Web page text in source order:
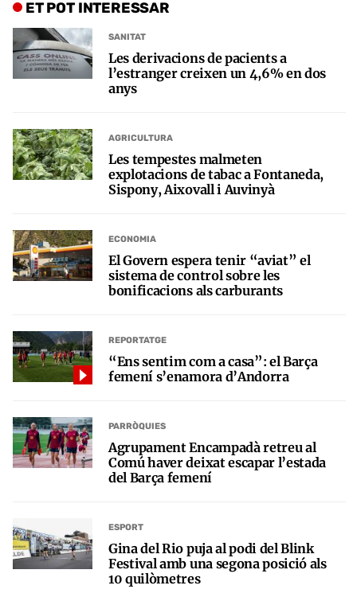
ET POT INTERESSAR
SANITAT
Les derivacions de pacients a
l’estranger creixen un 4,6% en dos
anys
AGRICULTURA
Les tempestes malmeten
explotacions de tabac a Fontaneda,
Sispony, Aixovall i Auvinyà
ECONOMIA
El Govern espera tenir “aviat” el
sistema de control sobre les
bonificacions als carburants
REPORTATGE
“Ens sentim com a casa”: el Barça
femení s’enamora d’Andorra
PARRÒQUIES
Agrupament Encampadà retreu al
Comú haver deixat escapar l’estada
del Barça femení
ESPORT
Gina del Rio puja al podi del Blink
Festival amb una segona posició als
10 quilòmetres